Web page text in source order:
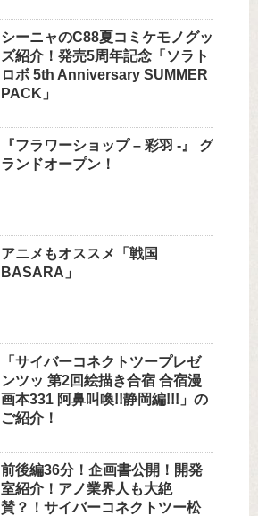
シーニャのC88夏コミケモノグッ
ズ紹介！発売5周年記念「ソラト
ロボ 5th Anniversary SUMMER
PACK」
『フラワーショップ – 彩羽 -』 グ
ランドオープン！
アニメもオススメ「戦国
BASARA」
「サイバーコネクトツープレゼ
ンツッ 第2回絵描き合宿 合宿漫
画本331 阿鼻叫喚!!静岡編!!!」の
ご紹介！
前後編36分！企画書公開！開発
室紹介！アノ業界人も大絶
賛？！サイバーコネクトツー松